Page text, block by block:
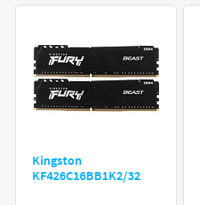
Kingston
KF426C16BB1K2/32